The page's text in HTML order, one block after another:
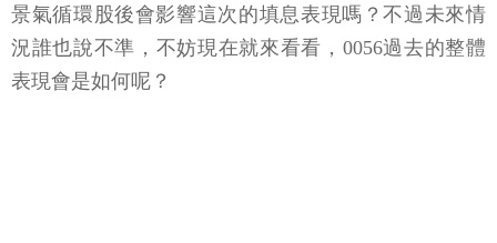
景氣循環股後會影響這次的填息表現嗎？不過未來情
況誰也說不準，不妨現在就來看看，0056過去的整體
表現會是如何呢？